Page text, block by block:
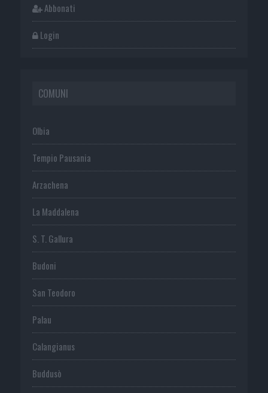
Abbonati
Login
COMUNI
Olbia
Tempio Pausania
Arzachena
La Maddalena
S. T. Gallura
Budoni
San Teodoro
Palau
Calangianus
Buddusò